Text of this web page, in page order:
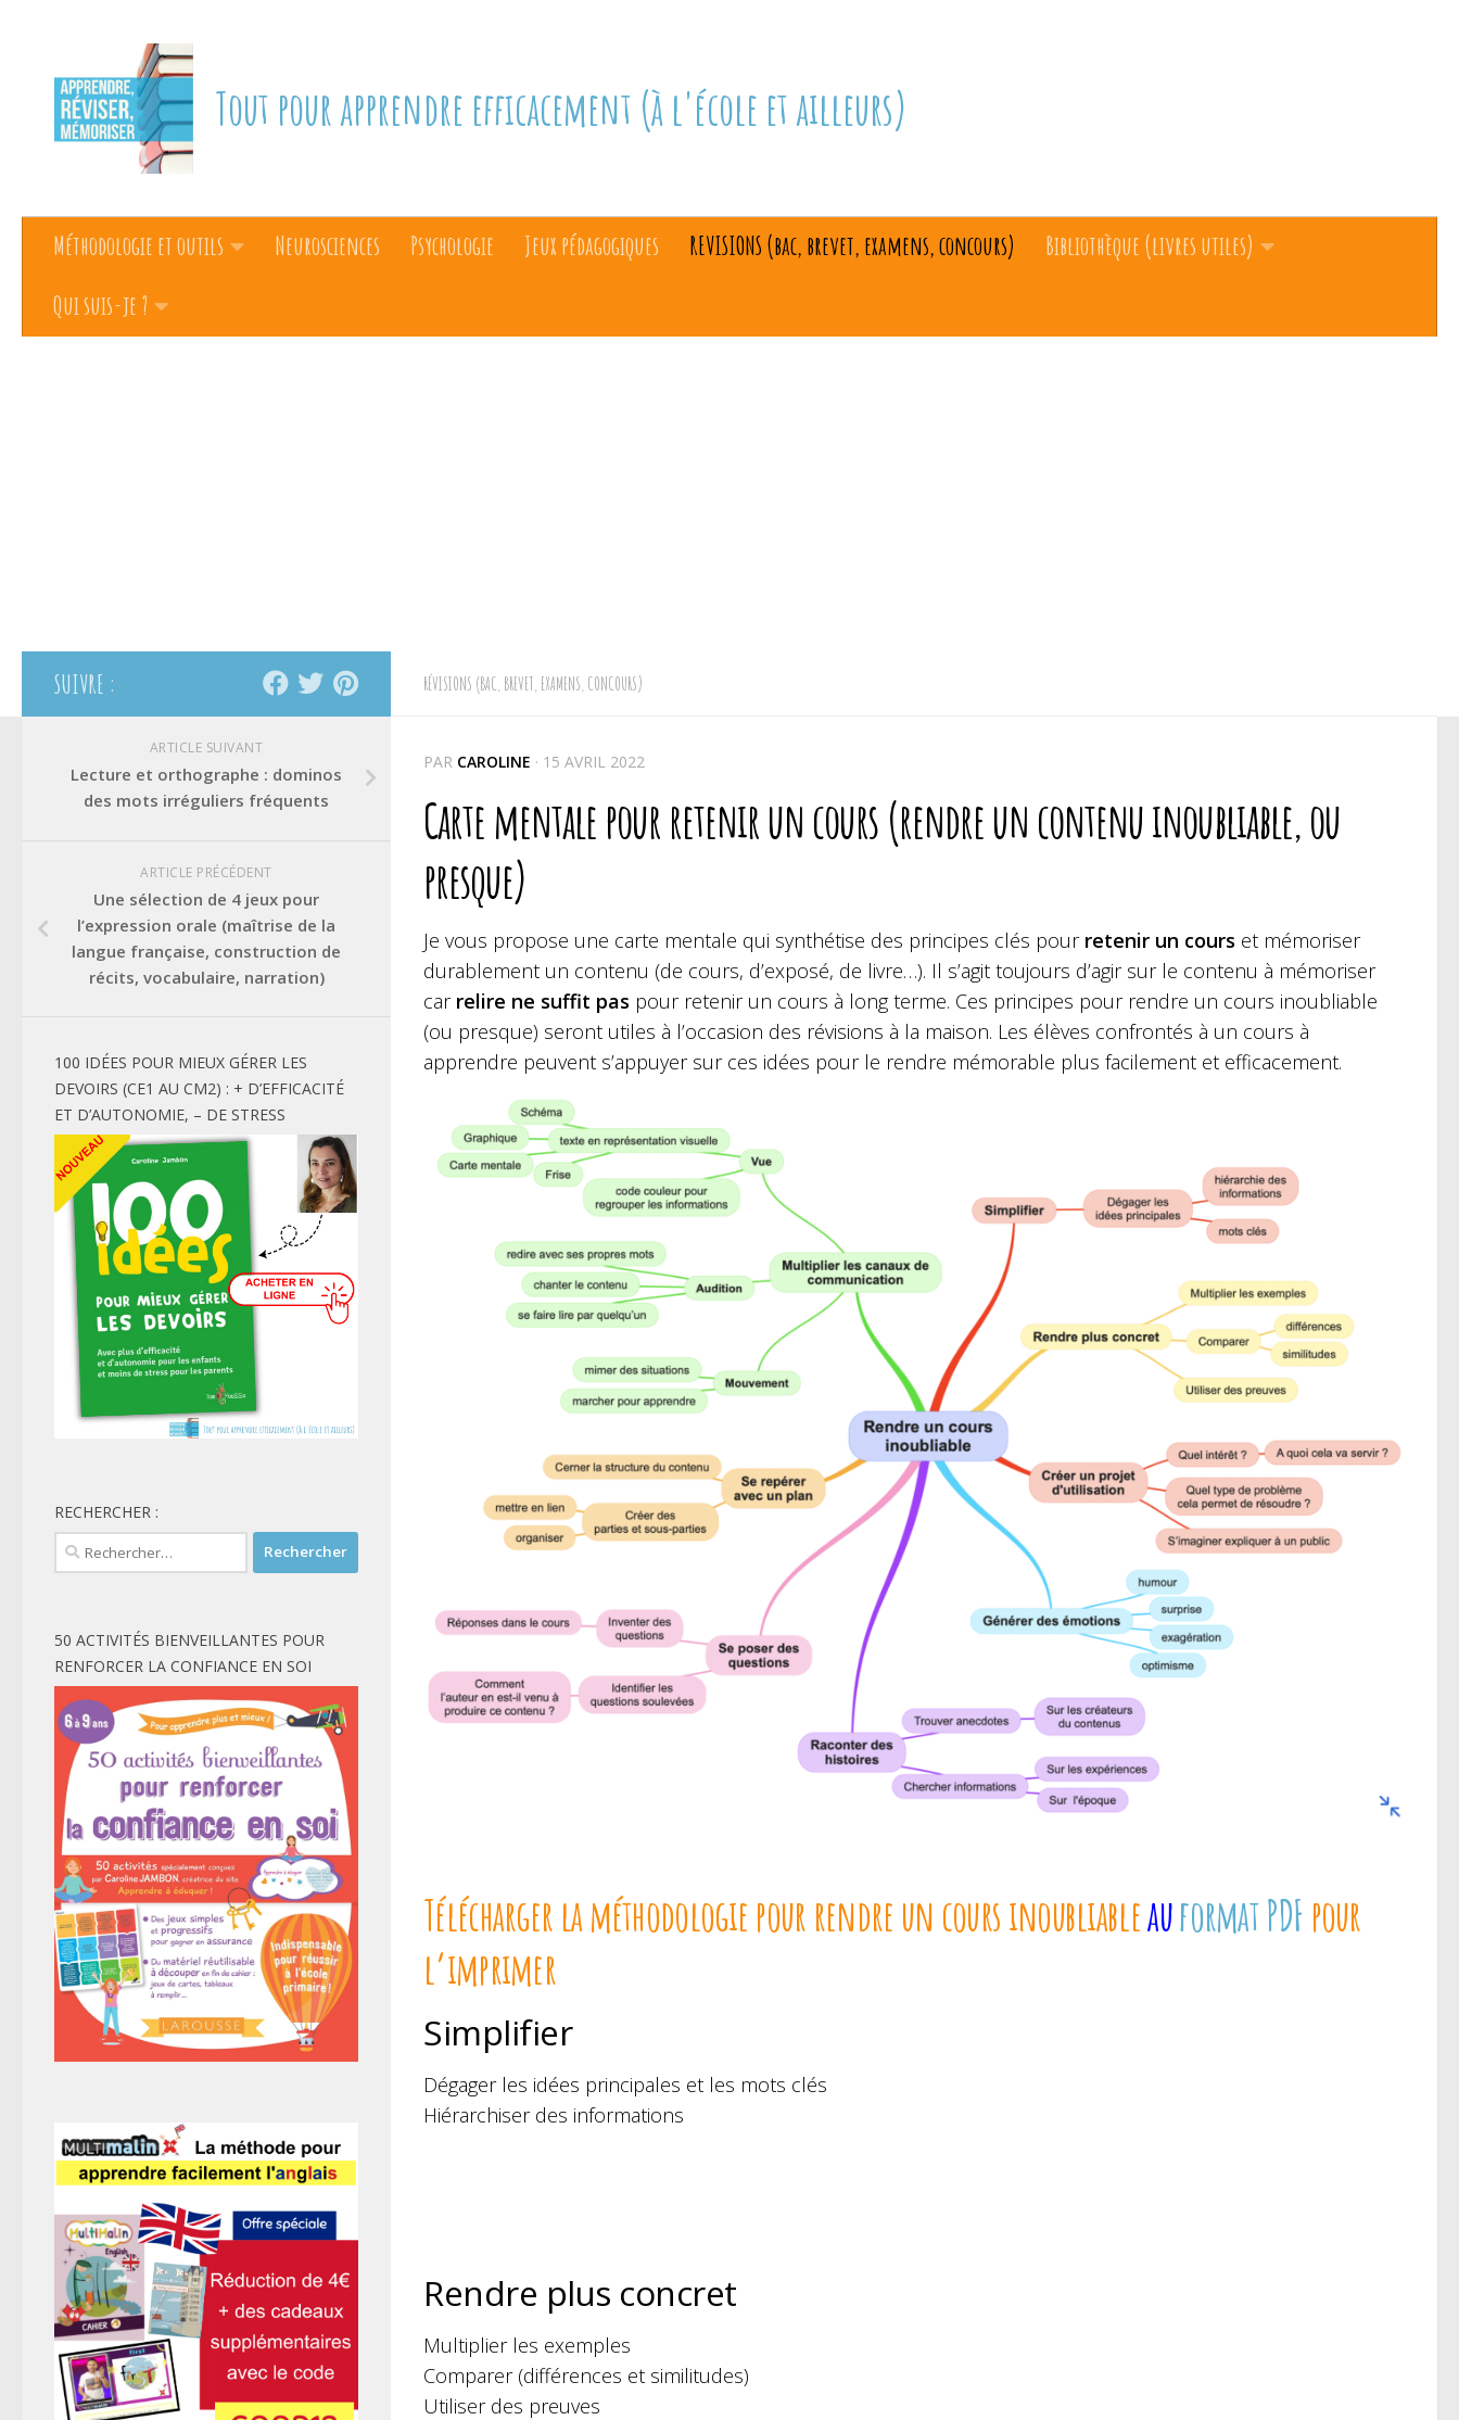
Tout pour apprendre efficacement (à l'école et ailleurs)
Méthodologie et outils Neurosciences Psychologie Jeux pédagogiques REVISIONS (bac, brevet, examens, concours)
Bibliothèque (livres utiles)
Qui suis-je ?
RÉVISIONS (BAC, BREVET, EXAMENS, CONCOURS)
PAR CAROLINE · 15 AVRIL 2022
Carte mentale pour retenir un cours (rendre un contenu inoubliable, ou
presque)
Je vous propose une carte mentale qui synthétise des principes clés pour retenir un cours et mémoriser
durablement un contenu (de cours, d’exposé, de livre…). Il s’agit toujours d’agir sur le contenu à mémoriser
car relire ne suffit pas pour retenir un cours à long terme. Ces principes pour rendre un cours inoubliable
(ou presque) seront utiles à l’occasion des révisions à la maison. Les élèves confrontés à un cours à
apprendre peuvent s’appuyer sur ces idées pour le rendre mémorable plus facilement et efficacement.
Télécharger la méthodologie pour rendre un cours inoubliableauformat PDFpour
l’imprimer
Simplifier
Dégager les idées principales et les mots clés
Hiérarchiser des informations
Rendre plus concret
Multiplier les exemples
Comparer (différences et similitudes)
Utiliser des preuves
SUIVRE :
ARTICLE SUIVANT
Lecture et orthographe : dominos
des mots irréguliers fréquents
ARTICLE PRÉCÉDENT
Une sélection de 4 jeux pour
l’expression orale (maîtrise de la
langue française, construction de
récits, vocabulaire, narration)
100 IDÉES POUR MIEUX GÉRER LES
DEVOIRS (CE1 AU CM2) : + D’EFFICACITÉ
ET D’AUTONOMIE, – DE STRESS
RECHERCHER :
Rechercher :
50 ACTIVITÉS BIENVEILLANTES POUR
RENFORCER LA CONFIANCE EN SOI